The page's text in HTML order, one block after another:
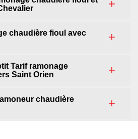
chaudière fioul avec
Tarif ramonage
Saint Orien
chaudière